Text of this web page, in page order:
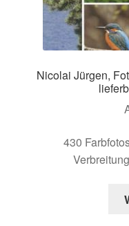
Nicolai Jürgen,
430